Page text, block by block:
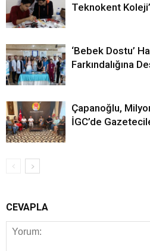
Teknokent
‘Bebek Dostu’
Farkındalığına
Çapanoğlu,
İGC’de
CEVAPLA